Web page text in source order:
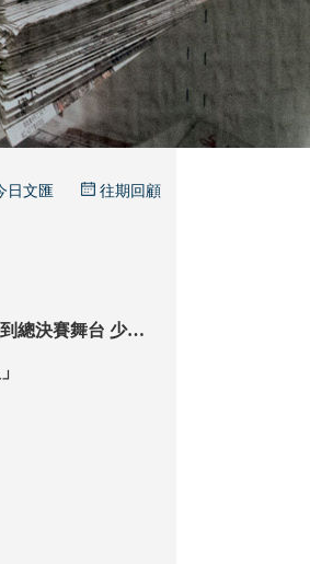
日文匯 往期回顧
決賽舞台 少帥